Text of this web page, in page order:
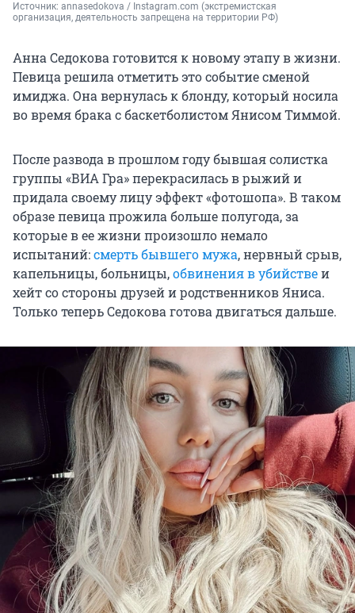
Источник: annasedokova / Instagram.com (экстремистская
организация, деятельность запрещена на территории РФ)
Анна Седокова готовится к новому этапу в жизни.
Певица решила отметить это событие сменой
имиджа. Она вернулась к блонду, который носила
во время брака с баскетболистом Янисом Тиммой.
После развода в прошлом году бывшая солистка
группы «ВИА Гра» перекрасилась в рыжий и
придала своему лицу эффект «фотошопа». В таком
образе певица прожила больше полугода, за
которые в ее жизни произошло немало
испытаний:смерть бывшего мужа, нервный срыв,
капельницы, больницы,обвинения в убийствеи
хейт со стороны друзей и родственников Яниса.
Только теперь Седокова готова двигаться дальше.